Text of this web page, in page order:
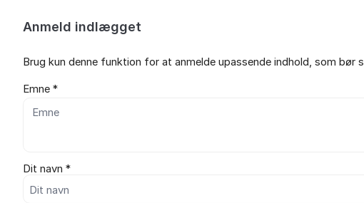
Anmeld indlægget
Brug kun denne funktion for at anmelde upassende indhold, som
Emne *
Dit navn *